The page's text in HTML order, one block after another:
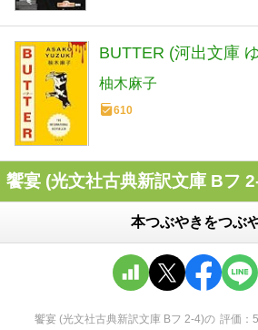
BUTTER (河出文庫
柚木麻子
610
饗宴 (光文社古典新訳文庫 Bフ
本つぶやきをつぶ
饗宴 (光文社古典新訳文庫 Bフ 2-4)の 評価